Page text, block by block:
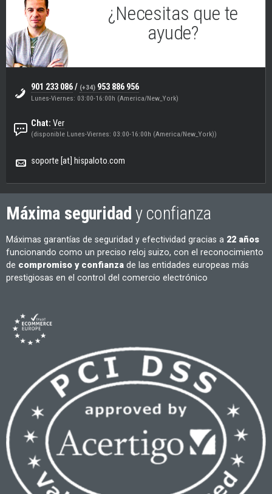
¿Necesitas que te
ayude?
901 233 086/ (+34) 953 886 956
Lunes-Viernes: 03:00-16:00h (America/New_York)
Chat: Ver
(disponible Lunes-Viernes: 03:00-16:00h (America/New_York))
soporte [at] hispaloto.com
Máxima seguridady confianza
Máximas garantías de seguridad y efectividad gracias a 22 años
funcionando como un preciso reloj suizo, con el reconocimiento
de compromiso y confianza de las entidades europeas más
prestigiosas en el control del comercio electrónico